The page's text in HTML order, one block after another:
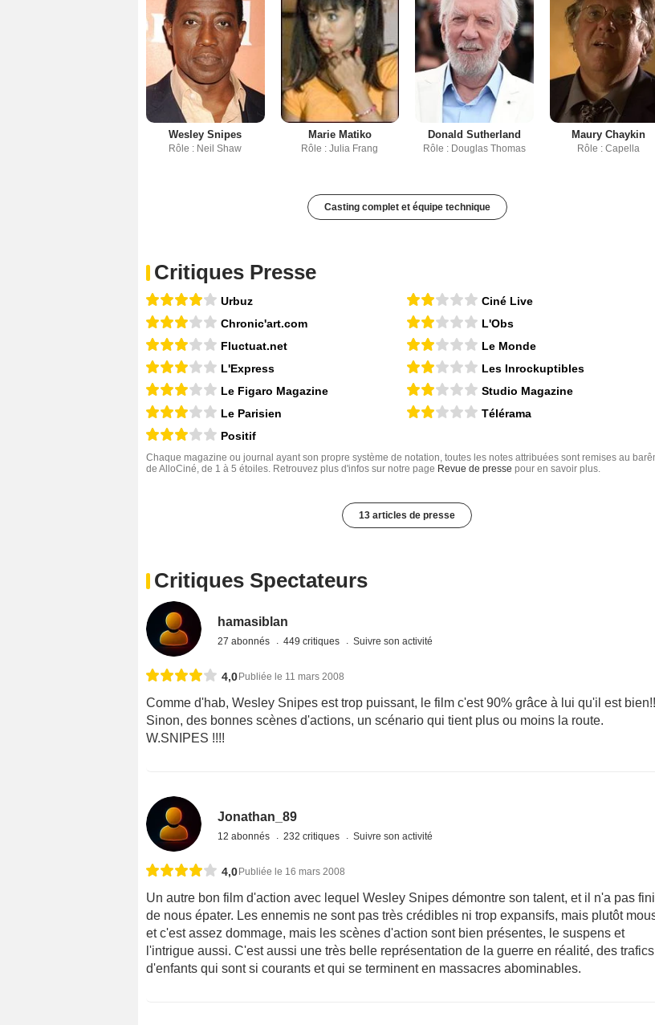
Critiques Presse
Urbuz
Chronic'art.com
Fluctuat.net
L'Express
Le Figaro Magazine
Le Parisien
Positif
Ciné Live
L'Obs
Le Monde
Les Inrockuptibles
Télérama
de AlloCiné, de 1 à 5 étoiles. Retrouvez plus d'infos sur notre page
Revue de presse
Critiques Spectateurs
27 abonnés 449 critiques
4,0 Publiée le 11 mars 2008
Comme d'hab, Wesley Snipes est trop puissant, le film c'est 90% grâce à lui qu'il est bien!!!
12 abonnés 232 critiques
4,0 Publiée le 16 mars 2008
Un autre bon film d'action avec lequel Wesley Snipes démontre son talent, et il n'a pas fini
de nous épater. Les ennemis ne sont pas très crédibles ni trop expansifs, mais plutôt mous,
et c'est assez dommage, mais les scènes d'action sont bien présentes, le suspens et